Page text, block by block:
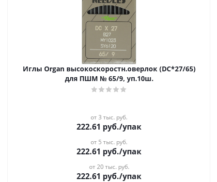
Иглы Organ высокоскоростн.оверлок (DC*27/65)
для ПШМ № 65/9, уп.10ш.
от 3 тыс. руб.
222.61 руб./упак
от 5 тыс. руб.
222.61 руб./упак
от 20 тыс. руб.
222.61 руб./упак